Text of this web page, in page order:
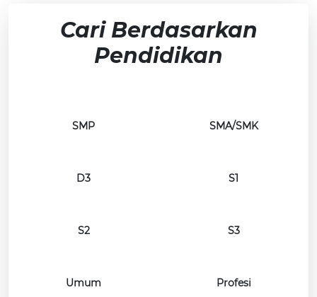
Cari Berdasarkan
Pendidikan
SMP SMA/SMK
D3 S1
S2 S3
Umum Profesi